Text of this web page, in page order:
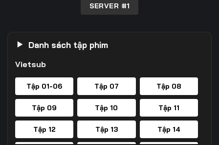
SERVER #1
Danh sách tập phim
Vietsub
Tập 01-06 Tập 07 Tập 08
Tập 09 Tập 10 Tập 11
Tập 12 Tập 13 Tập 14